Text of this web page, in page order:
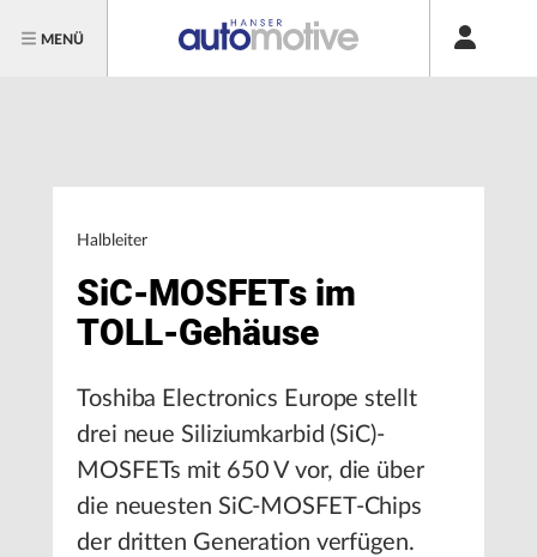
MENÜ
Halbleiter
SiC-MOSFETs im
TOLL-Gehäuse
Toshiba Electronics Europe stellt
drei neue Siliziumkarbid (SiC)-
MOSFETs mit 650 V vor, die über
die neuesten SiC-MOSFET-Chips
der dritten Generation verfügen.